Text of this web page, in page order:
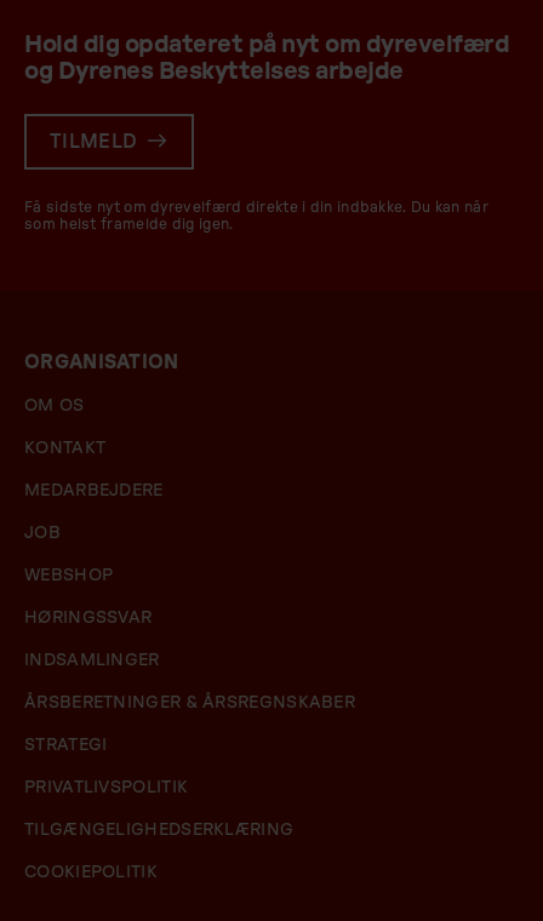
Hold dig opdateret på nyt om dyrevelfærd
og Dyrenes Beskyttelses arbejde
TILMELD
Få sidste nyt om dyrevelfærd direkte i din indbakke. Du kan når
som helst framelde dig igen.
ORGANISATION
OM OS
KONTAKT
MEDARBEJDERE
JOB
WEBSHOP
HØRINGSSVAR
INDSAMLINGER
ÅRSBERETNINGER & ÅRSREGNSKABER
STRATEGI
PRIVATLIVSPOLITIK
TILGÆNGELIGHEDSERKLÆRING
COOKIEPOLITIK